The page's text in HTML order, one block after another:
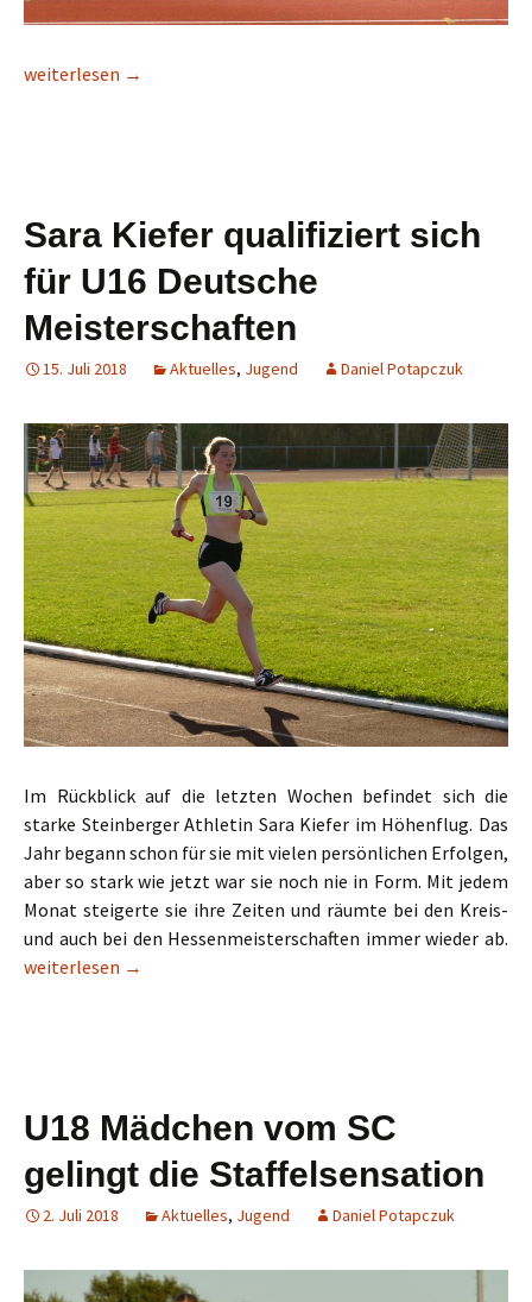
Beeindruckender Steinberger Auftritt bei den Süddeutschen
weiterlesen →
Sara Kiefer qualifiziert sich
für U16 Deutsche
Meisterschaften
15. Juli 2018 Aktuelles, Jugend Daniel Potapczuk
Im Rückblick auf die letzten Wochen befindet sich die
starke Steinberger Athletin Sara Kiefer im Höhenflug. Das
Jahr begann schon für sie mit vielen persönlichen Erfolgen,
aber so stark wie jetzt war sie noch nie in Form. Mit jedem
Monat steigerte sie ihre Zeiten und räumte bei den Kreis-
und auch bei den Hessenmeisterschaften immer wieder ab.
Sara Kiefer qualifiziert sich für U16 Deutsche Meisterschaften
weiterlesen →
U18 Mädchen vom SC
gelingt die Staffelsensation
2. Juli 2018 Aktuelles, Jugend Daniel Potapczuk